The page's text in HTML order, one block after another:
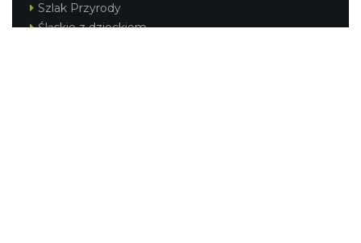
Szlak Przyrody
Śląskie z dzieckiem